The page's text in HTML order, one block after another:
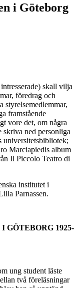
i Göteborg
skall vilja
föredrag och
styrelsemedlemmar,
framstående
vore det, om några
skriva ned personliga
universitetsbibliotek;
Marciapiedis album
Il Piccolo Teatro di
institutet i
Parnassen.
GÖTEBORG 1925-
ung student läste
två föreläsningar